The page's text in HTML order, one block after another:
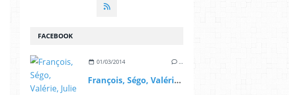
FACEBOOK
01/03/2014 …
François, Ségo, Valérie, Julie et les autres